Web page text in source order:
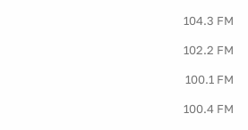
104.3 FM
102.2 FM
100.1 FM
100.4 FM